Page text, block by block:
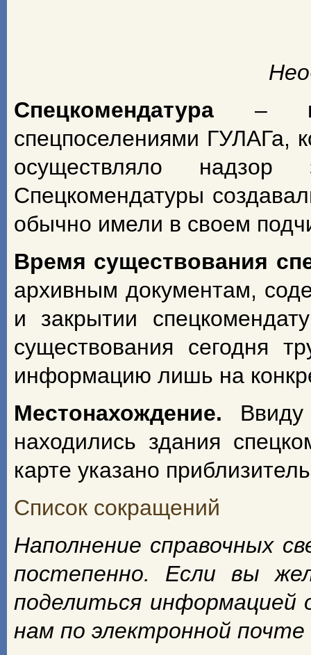
Спецкомендатура –
спецпоселениями ГУЛАГа,
осуществляло надзор
Спецкомендатуры
обычно имели в своем
Время существования
архивным документам,
и закрытии
существования сегодня
информацию лишь на
Местонахождение.
находились здания
карте указано
Список сокращений
Наполнение справочных
постепенно. Если вы
поделиться информацией
нам по электронной почте